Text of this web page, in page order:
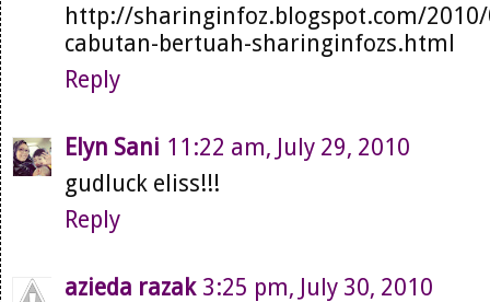
http://sharinginfoz.blogspot.com/
cabutan-bertuah-sharinginfozs.html
Reply
Elyn Sani 11:22 am, July 29, 2010
gudluck eliss!!!
Reply
azieda razak 3:25 pm, July 30, 2010